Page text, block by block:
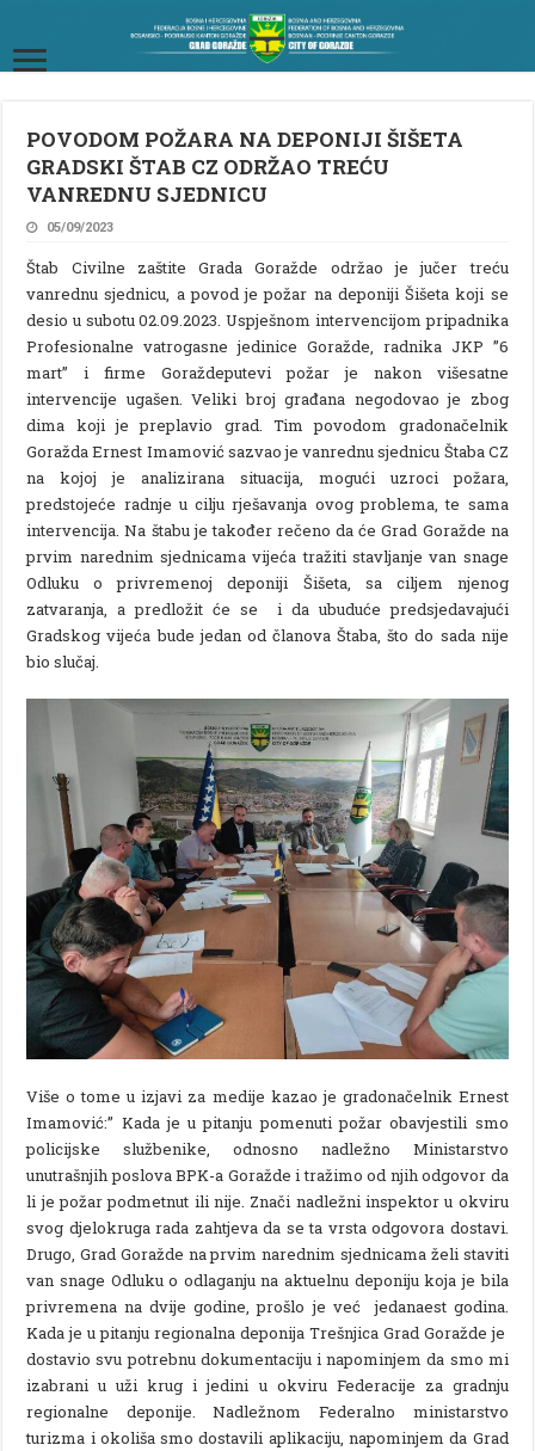
POVODOM POŽARA NA DEPONIJI ŠIŠETA
GRADSKI ŠTAB CZ ODRŽAO TREĆU
VANREDNU SJEDNICU
05/09/2023
Štab Civilne zaštite Grada Goražde održao je jučer treću
vanrednu sjednicu, a povod je požar na deponiji Šišeta koji se
desio u subotu 02.09.2023. Uspješnom intervencijom pripadnika
Profesionalne vatrogasne jedinice Goražde, radnika JKP ”6
mart” i firme Goraždeputevi požar je nakon višesatne
intervencije ugašen. Veliki broj građana negodovao je zbog
dima koji je preplavio grad. Tim povodom gradonačelnik
Goražda Ernest Imamović sazvao je vanrednu sjednicu Štaba CZ
na kojoj je analizirana situacija, mogući uzroci požara,
predstojeće radnje u cilju rješavanja ovog problema, te sama
intervencija. Na štabu je također rečeno da će Grad Goražde na
prvim narednim sjednicama vijeća tražiti stavljanje van snage
Odluku o privremenoj deponiji Šišeta, sa ciljem njenog
zatvaranja, a predložit će se i da ubuduće predsjedavajući
Gradskog vijeća bude jedan od članova Štaba, što do sada nije
bio slučaj.
Više o tome u izjavi za medije kazao je gradonačelnik Ernest
Imamović:” Kada je u pitanju pomenuti požar obavjestili smo
policijske službenike, odnosno nadležno Ministarstvo
unutrašnjih poslova BPK-a Goražde i tražimo od njih odgovor da
li je požar podmetnut ili nije. Znači nadležni inspektor u okviru
svog djelokruga rada zahtjeva da se ta vrsta odgovora dostavi.
Drugo, Grad Goražde na prvim narednim sjednicama želi staviti
van snage Odluku o odlaganju na aktuelnu deponiju koja je bila
privremena na dvije godine, prošlo je već jedanaest godina.
Kada je u pitanju regionalna deponija Trešnjica Grad Goražde je
dostavio svu potrebnu dokumentaciju i napominjem da smo mi
izabrani u uži krug i jedini u okviru Federacije za gradnju
regionalne deponije. Nadležnom Federalno ministarstvo
turizma i okoliša smo dostavili aplikaciju, napominjem da Grad